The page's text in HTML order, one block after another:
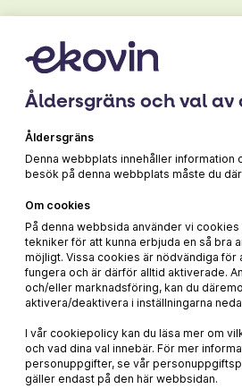
Åldersgräns och val av
Åldersgräns
Denna webbplats innehåller information
besök på denna webbplats måste du
Om cookies
På denna webbsida använder vi cookies
tekniker för att kunna erbjuda en så bra
möjligt. Vissa cookies är nödvändiga för
fungera och är därför alltid aktiverade.
och/eller marknadsföring, kan du
aktivera/deaktivera i inställningarna
I vår cookiepolicy kan du läsa mer om
och vad dina val innebär. För mer
personuppgifter, se vår
gäller endast på den här webbsidan.